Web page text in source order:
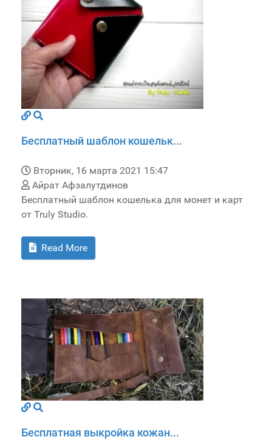
Бесплатный шаблон кошельк...
Вторник, 16 марта 2021 15:47
Айрат Афзалутдинов
Бесплатный шаблон кошелька для монет и карт
от Truly Studio.
Read More
Бесплатная выкройка кожан...